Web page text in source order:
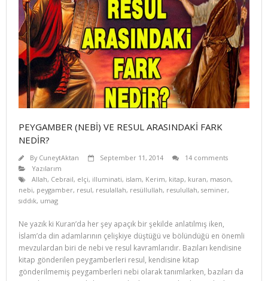
PEYGAMBER (NEBİ) VE RESUL ARASINDAKİ FARK
NEDİR?
By CuneytAktan September 11, 2014
14 comments
Yazılarım
Allah, Cebrail, elçi, illuminati, islam, Kerim, kitap, kuran, mason,
nebi, peygamber, resul, resulallah, resüllullah, resulullah, seminer,
sıddık, umag
Ne yazık ki Kuran’da her şey apaçık bir şekilde anlatılmış iken,
İslam’da din adamlarının çelişkiye düştüğü ve bölündüğü en önemli
mevzulardan biri de nebi ve resul kavramlarıdır. Ba­zıları kendisine
kitap gönderilen peygamberleri resul, kendisine kitap
gönderilmemiş peygamberleri nebi olarak tanımlarken, bazıları da